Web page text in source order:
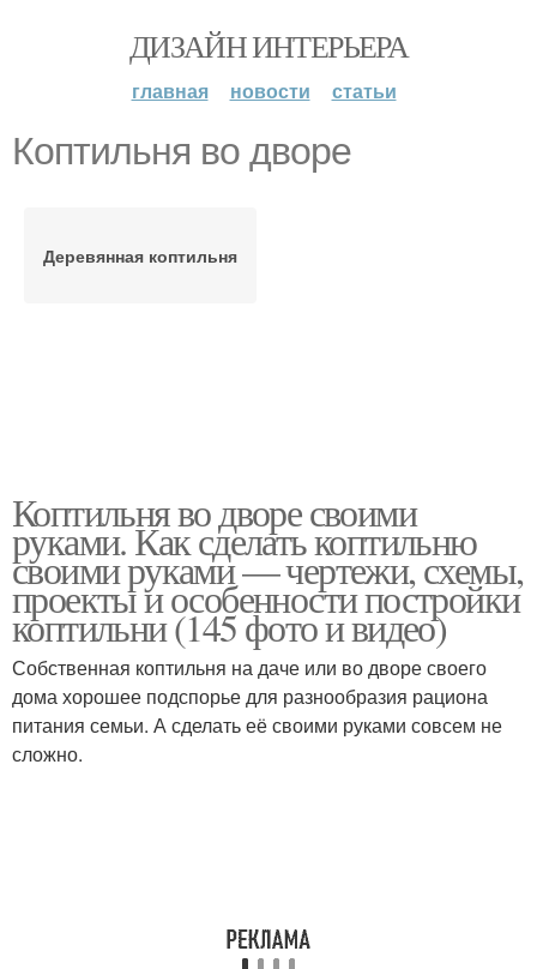
ДИЗАЙН ИНТЕРЬЕРА
главная новости статьи
Коптильня во дворе
Деревянная коптильня
Коптильня во дворе своими
руками. Как сделать коптильню
своими руками — чертежи, схемы,
проекты и особенности постройки
коптильни (145 фото и видео)
Собственная коптильня на даче или во дворе своего
дома хорошее подспорье для разнообразия рациона
питания семьи. А сделать её своими руками совсем не
сложно.